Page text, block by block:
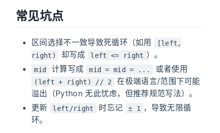
常见坑点
区间选择不一致导致死循环（如用
[left,
right)
却写成 left <= right ）。
mid 计算写成 mid = mid = ... 或者使用
(left + right) // 2
在极端语言/范围下可能
溢出（Python 无此忧虑，但推荐规范写法）。
更新
left/right 时忘记 ± 1
，导致无限循
环。